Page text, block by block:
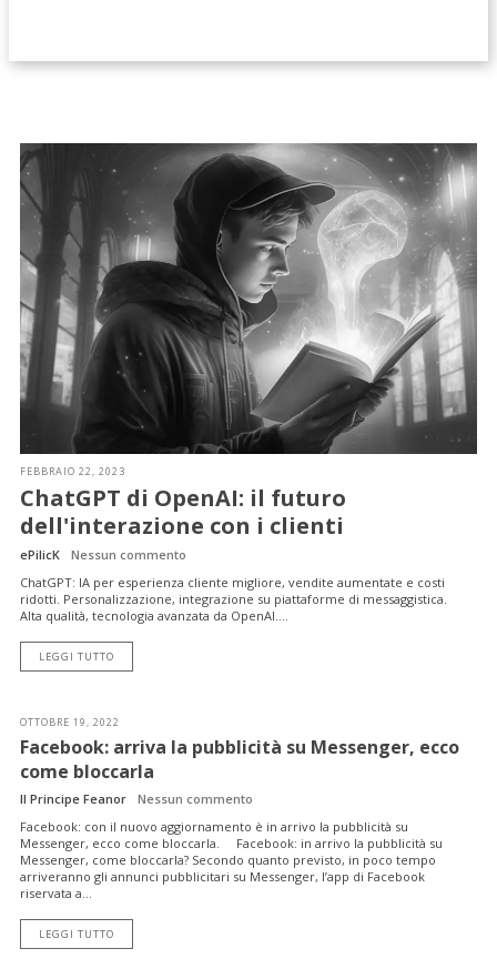
FEBBRAIO 22, 2023
ChatGPT di OpenAI: il futuro
dell'interazione con i clienti
ePilicK
Nessun commento
ChatGPT: IA per esperienza cliente migliore, vendite aumentate e costi
ridotti. Personalizzazione, integrazione su piattaforme di messaggistica.
Alta qualità, tecnologia avanzata da OpenAI....
LEGGI TUTTO
OTTOBRE 19, 2022
Facebook: arriva la pubblicità su Messenger, ecco
come bloccarla
Il Principe Feanor
Nessun commento
Facebook: con il nuovo aggiornamento è in arrivo la pubblicità su
Messenger, ecco come bloccarla. Facebook: in arrivo la pubblicità su
Messenger, come bloccarla? Secondo quanto previsto, in poco tempo
arriveranno gli annunci pubblicitari su Messenger, l’app di Facebook
riservata a...
LEGGI TUTTO